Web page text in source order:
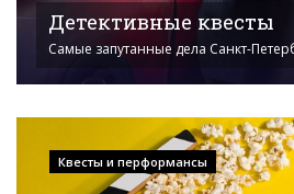
Детективные квесты
Самые запутанные дела Санкт-
Квесты и перформансы